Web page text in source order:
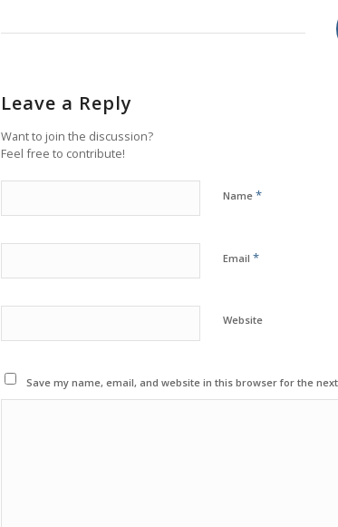
Leave a Reply
Want to join the discussion?
Feel free to contribute!
Name *
Email *
Website
Save my name, email, and website in this browser for the